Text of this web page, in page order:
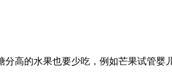
分高的水果也要少吃，例如芒果试管婴